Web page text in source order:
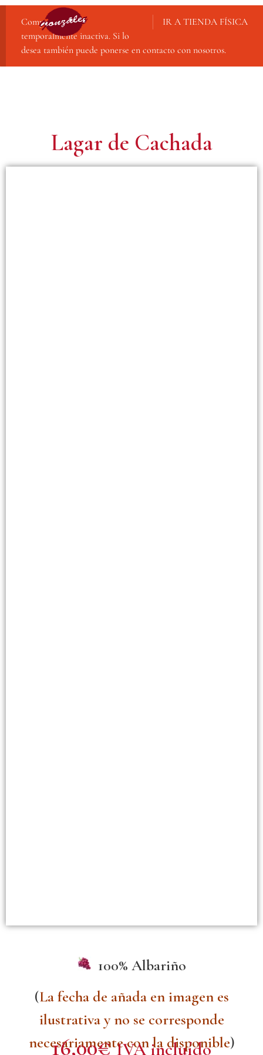
IR A TIENDA FÍSICA
Compra online
temporalmente inactiva. Si lo
desea también puede ponerse en contacto con nosotros.
Lagar de Cachada
100% Albariño
(La fecha de añada en imagen es
ilustrativa y no se corresponde
necesariamente con la disponible)
16,00€ IVA incluído